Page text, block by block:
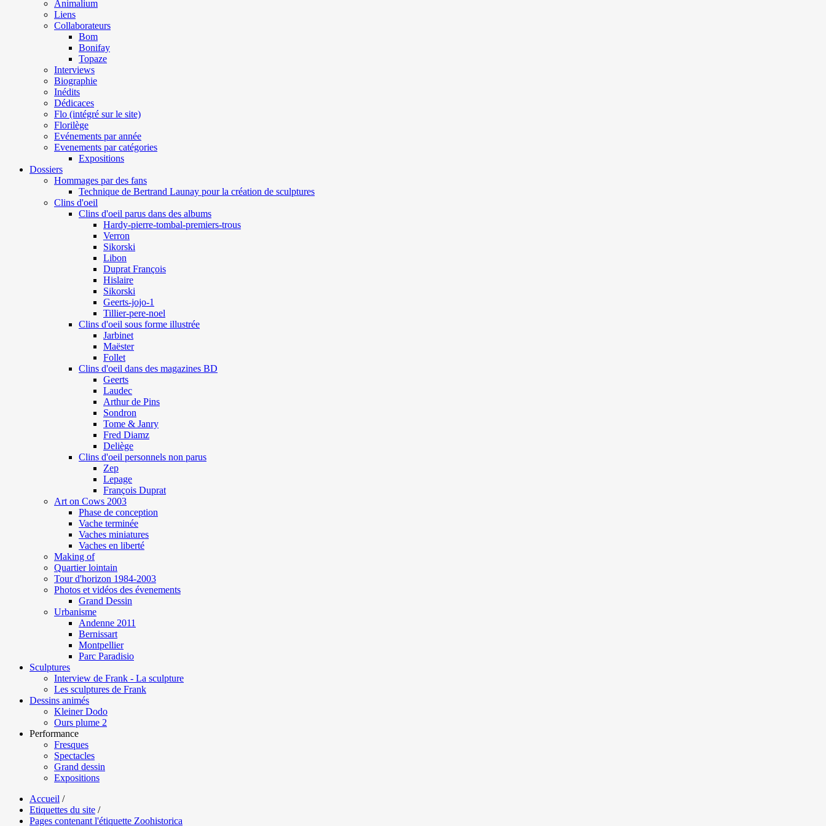
Animalium
Liens
Collaborateurs
Bom
Bonifay
Topaze
Interviews
Biographie
Inédits
Dédicaces
Flo (intégré sur le site)
Florilège
Evénements par année
Evenements par catégories
Expositions
Dossiers
Hommages par des fans
Technique de Bertrand Launay pour la création de sculptures
Clins d'oeil
Clins d'oeil parus dans des albums
Hardy-pierre-tombal-premiers-trous
Verron
Sikorski
Libon
Duprat François
Hislaire
Sikorski
Geerts-jojo-1
Tillier-pere-noel
Clins d'oeil sous forme illustrée
Jarbinet
Maëster
Follet
Clins d'oeil dans des magazines BD
Geerts
Laudec
Arthur de Pins
Sondron
Tome & Janry
Fred Diamz
Deliège
Clins d'oeil personnels non parus
Zep
Lepage
François Duprat
Art on Cows 2003
Phase de conception
Vache terminée
Vaches miniatures
Vaches en liberté
Making of
Quartier lointain
Tour d'horizon 1984-2003
Photos et vidéos des évenements
Grand Dessin
Urbanisme
Andenne 2011
Bernissart
Montpellier
Parc Paradisio
Sculptures
Interview de Frank - La sculpture
Les sculptures de Frank
Dessins animés
Kleiner Dodo
Ours plume 2
Performance
Fresques
Spectacles
Grand dessin
Expositions
Accueil /
Etiquettes du site /
Pages contenant l'étiquette Zoohistorica